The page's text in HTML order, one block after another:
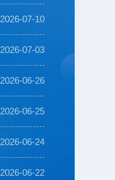
2026-07-10
2026-07-03
2026-06-26
2026-06-25
2026-06-24
2026-06-22